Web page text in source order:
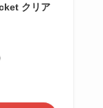
クリア